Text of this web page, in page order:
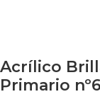
Acrílico
Primario